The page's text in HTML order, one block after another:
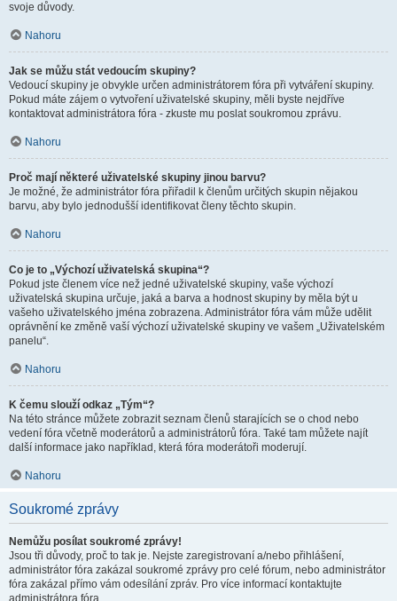
svoje důvody.
Nahoru
Jak se můžu stát vedoucím skupiny?
Vedoucí skupiny je obvykle určen administrátorem fóra při vytváření skupiny.
Pokud máte zájem o vytvoření uživatelské skupiny, měli byste nejdříve
kontaktovat administrátora fóra - zkuste mu poslat soukromou zprávu.
Nahoru
Proč mají některé uživatelské skupiny jinou barvu?
Je možné, že administrátor fóra přiřadil k členům určitých skupin nějakou
barvu, aby bylo jednodušší identifikovat členy těchto skupin.
Nahoru
Co je to „Výchozí uživatelská skupina“?
Pokud jste členem více než jedné uživatelské skupiny, vaše výchozí
uživatelská skupina určuje, jaká a barva a hodnost skupiny by měla být u
vašeho uživatelského jména zobrazena. Administrátor fóra vám může udělit
oprávnění ke změně vaší výchozí uživatelské skupiny ve vašem „Uživatelském
panelu“.
Nahoru
K čemu slouží odkaz „Tým“?
Na této stránce můžete zobrazit seznam členů starajících se o chod nebo
vedení fóra včetně moderátorů a administrátorů fóra. Také tam můžete najít
další informace jako například, která fóra moderátoři moderují.
Nahoru
Soukromé zprávy
Nemůžu posílat soukromé zprávy!
Jsou tři důvody, proč to tak je. Nejste zaregistrovaní a/nebo přihlášení,
administrátor fóra zakázal soukromé zprávy pro celé fórum, nebo administrátor
fóra zakázal přímo vám odesílání zpráv. Pro více informací kontaktujte
administrátora fóra.